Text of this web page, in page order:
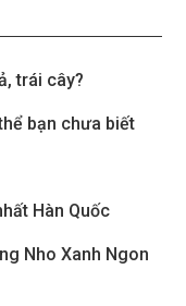
trái cây?
bạn chưa biết
Hàn Quốc
Nho Xanh Ngon